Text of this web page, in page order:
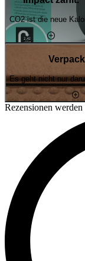
CO2 ist die neue
Es geht nicht nur
Rezensionen werden